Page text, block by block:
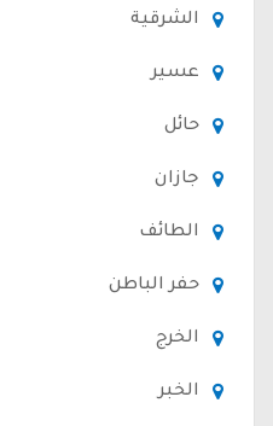
الشرقية
عسير
حائل
جازان
الطائف
حفر الباطن
الخرج
الخبر